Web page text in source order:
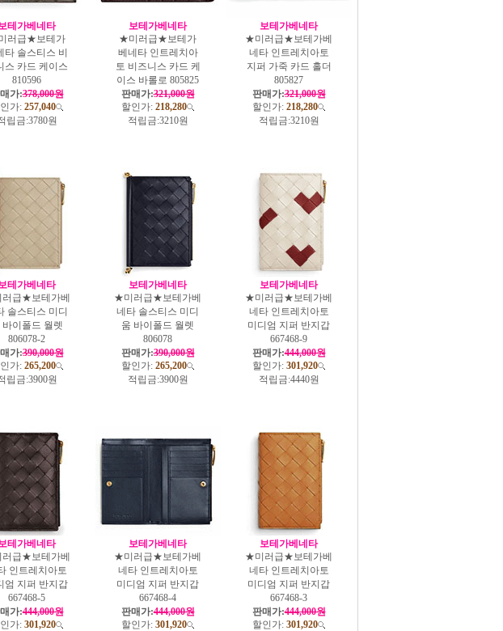
보테가베네타
러급★보테가
타 솔스티스 비
스 카드 케이스
810596
가:378,000원
가: 257,040
립금:3780원
보테가베네타
★미러급★보테가
베네타 인트레치아
토 비즈니스 카드 케
이스 바롤로 805825
판매가:321,000원
할인가: 218,280
적립금:3210원
보테가베네타
★미러급★보테가베
네타 인트레치아토
지퍼 가죽 카드 홀더
805827
판매가:321,000원
할인가: 218,280
적립금:3210원
보테가베네타
급★보테가베
솔스티스 미디
바이폴드 월렛
806078-2
가:390,000원
가: 265,200
립금:3900원
보테가베네타
★미러급★보테가베
네타 솔스티스 미디
움 바이폴드 월렛
806078
판매가:390,000원
할인가: 265,200
적립금:3900원
보테가베네타
★미러급★보테가베
네타 인트레치아토
미디엄 지퍼 반지갑
667468-9
판매가:444,000원
할인가: 301,920
적립금:4440원
보테가베네타
급★보테가베
인트레치아토
엄 지퍼 반지갑
667468-5
가:444,000원
가: 301,920
보테가베네타
★미러급★보테가베
네타 인트레치아토
미디엄 지퍼 반지갑
667468-4
판매가:444,000원
할인가: 301,920
보테가베네타
★미러급★보테가베
네타 인트레치아토
미디엄 지퍼 반지갑
667468-3
판매가:444,000원
할인가: 301,920